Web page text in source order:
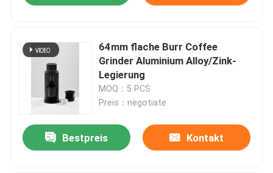
64mm flache Burr Coffee
Grinder Aluminium Alloy/Zink-
Legierung
MOQ：5 PCS
Preis：negotiate
Bestpreis Kontakt